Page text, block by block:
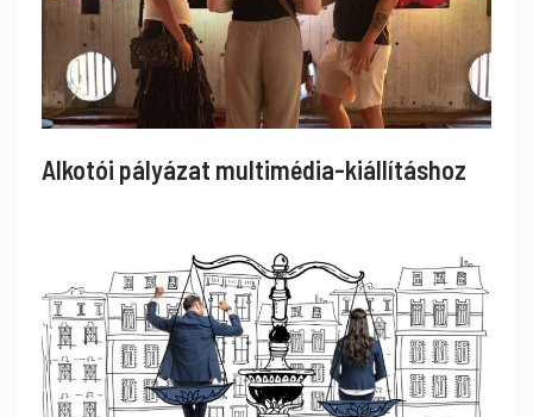
Alkotói pályázat multimédia-kiállításhoz